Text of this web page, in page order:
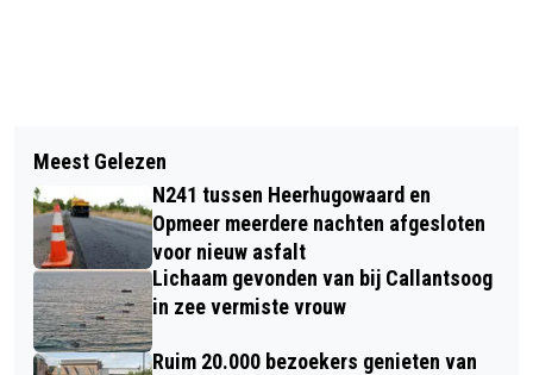
PROTESTMARS TEGEN SEKSUEEL
GEWELD IN ALKMAAR
TWEEDE EDITIE BABY- EN
ZWANGERSCHAPSEVENT ‘KLEINE
WONDEREN’ IN GROTE KERK
Meest Gelezen
N241 tussen Heerhugowaard en
Opmeer meerdere nachten afgesloten
voor nieuw asfalt
Lichaam gevonden van bij Callantsoog
in zee vermiste vrouw
Ruim 20.000 bezoekers genieten van